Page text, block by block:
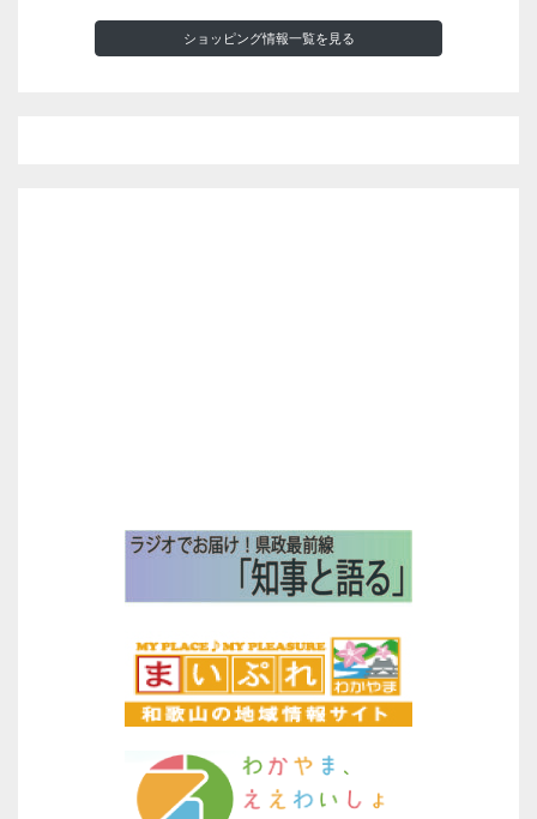
ショッピング情報一覧を見る